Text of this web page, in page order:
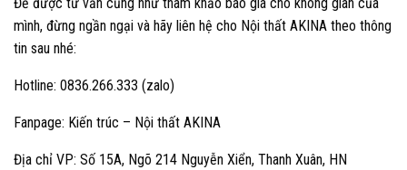
mình, đừng ngần ngại và hãy liên hệ cho Nội thất AKINA theo thông
tin sau nhé:
Hotline: 0836.266.333 (zalo)
Fanpage: Kiến trúc – Nội thất AKINA
Địa chỉ VP: Số 15A, Ngõ 214 Nguyễn Xiển, Thanh Xuân, HN